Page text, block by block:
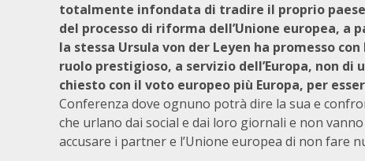
totalmente infondata di tradire il proprio
del processo di riforma dell’Unione europea, a
la stessa Ursula von der Leyen ha promesso
ruolo prestigioso, a servizio dell’Europa, non
chiesto con il voto europeo più Europa, per
Conferenza dove ognuno potrà dire la sua e
che urlano dai social e dai loro giornali e non
accusare i partner e l’Unione europea di non fare